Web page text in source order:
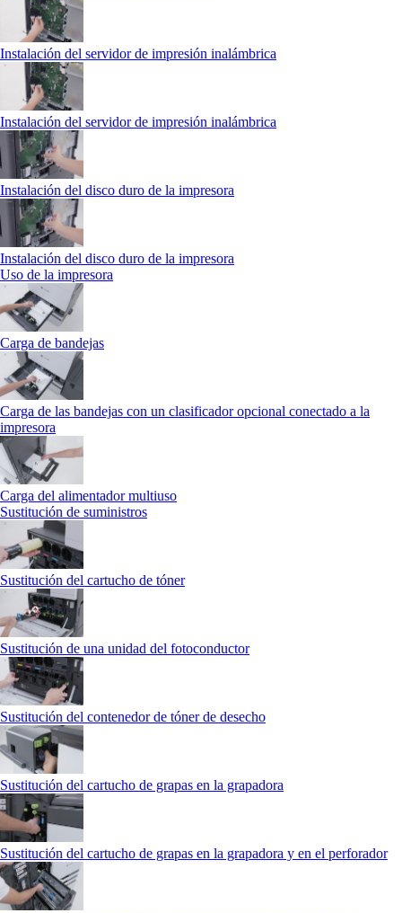
Instalación del servidor de impresión inalámbrica
Instalación del servidor de impresión inalámbrica
Instalación del disco duro de la impresora
Instalación del disco duro de la impresora
Uso de la impresora
Carga de bandejas
Carga de las bandejas con un clasificador opcional conectado a la
impresora
Carga del alimentador multiuso
Sustitución de suministros
Sustitución del cartucho de tóner
Sustitución de una unidad del fotoconductor
Sustitución del contenedor de tóner de desecho
Sustitución del cartucho de grapas en la grapadora
Sustitución del cartucho de grapas en la grapadora y en el perforador